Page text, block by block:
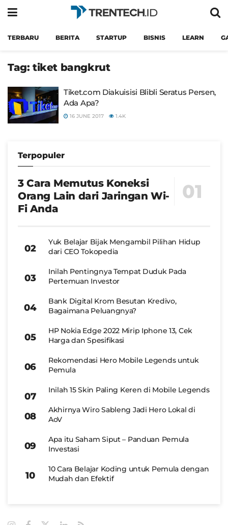
TERBARU BERITA STARTUP BISNIS LEARN
Tag: tiket bangkrut
Tiket.com Diakuisisi Blibli Seratus Persen,
Ada Apa?
16 JUNE 2017 1.4K
Terpopuler
3 Cara Memutus Koneksi
Orang Lain dari Jaringan Wi-
Fi Anda
Yuk Belajar Bijak Mengambil Pilihan Hidup
dari CEO Tokopedia
Inilah Pentingnya Tempat Duduk Pada
Pertemuan Investor
Bank Digital Krom Besutan Kredivo,
Bagaimana Peluangnya?
HP Nokia Edge 2022 Mirip Iphone 13, Cek
Harga dan Spesifikasi
Rekomendasi Hero Mobile Legends untuk
Pemula
Inilah 15 Skin Paling Keren di Mobile Legends
Akhirnya Wiro Sableng Jadi Hero Lokal di
AoV
Apa itu Saham Siput – Panduan Pemula
Investasi
10 Cara Belajar Koding untuk Pemula dengan
Mudah dan Efektif